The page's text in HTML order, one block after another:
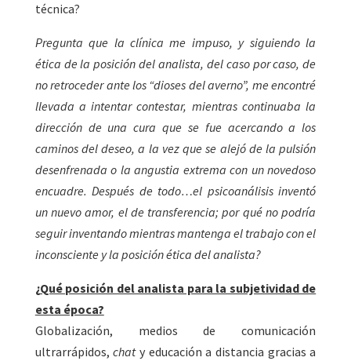
técnica?
Pregunta que la clínica me impuso, y siguiendo la
ética de la posición del analista, del caso por caso, de
no retroceder ante los “dioses del averno”, me encontré
llevada a intentar contestar, mientras continuaba la
dirección de una cura que se fue acercando a los
caminos del deseo, a la vez que se alejó de la pulsión
desenfrenada o la angustia extrema con un novedoso
encuadre. Después de todo…el psicoanálisis inventó
un nuevo amor, el de transferencia; por qué no podría
seguir inventando mientras mantenga el trabajo con el
inconsciente y la posición ética del analista?
¿Qué posición del analista para la subjetividad de
esta época?
Globalización, medios de comunicación
ultrarrápidos,chaty educación a distancia gracias a